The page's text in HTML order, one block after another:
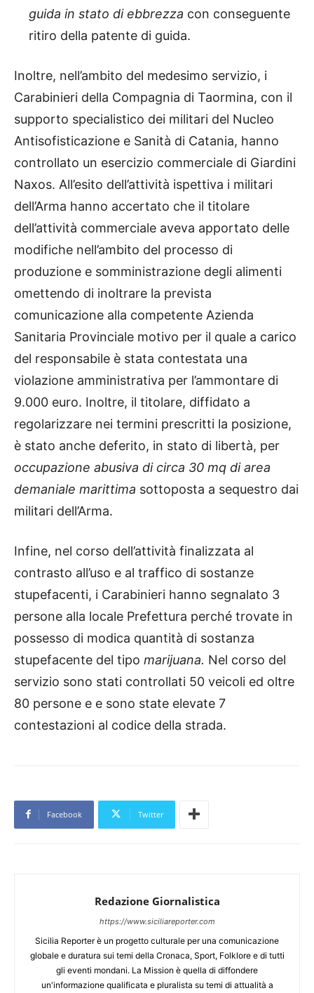
guida in stato di ebbrezza con conseguente
ritiro della patente di guida.
Inoltre, nell’ambito del medesimo servizio, i
Carabinieri della Compagnia di Taormina, con il
supporto specialistico dei militari del Nucleo
Antisofisticazione e Sanità di Catania, hanno
controllato un esercizio commerciale di Giardini
Naxos. All’esito dell’attività ispettiva i militari
dell’Arma hanno accertato che il titolare
dell’attività commerciale aveva apportato delle
modifiche nell’ambito del processo di
produzione e somministrazione degli alimenti
omettendo di inoltrare la prevista
comunicazione alla competente Azienda
Sanitaria Provinciale motivo per il quale a carico
del responsabile è stata contestata una
violazione amministrativa per l’ammontare di
9.000 euro. Inoltre, il titolare, diffidato a
regolarizzare nei termini prescritti la posizione,
è stato anche deferito, in stato di libertà, per
occupazione abusiva di circa 30 mq di area
demaniale marittima sottoposta a sequestro dai
militari dell’Arma.
Infine, nel corso dell’attività finalizzata al
contrasto all’uso e al traffico di sostanze
stupefacenti, i Carabinieri hanno segnalato 3
persone alla locale Prefettura perché trovate in
possesso di modica quantità di sostanza
stupefacente del tipo marijuana. Nel corso del
servizio sono stati controllati 50 veicoli ed oltre
80 persone e e sono state elevate 7
contestazioni al codice della strada.
Facebook Twitter
Redazione Giornalistica
https://www.siciliareporter.com
Sicilia Reporter è un progetto culturale per una comunicazione
globale e duratura sui temi della Cronaca, Sport, Folklore e di tutti
gli eventi mondani. La Mission è quella di diffondere
un'informazione qualificata e pluralista su temi di attualità a